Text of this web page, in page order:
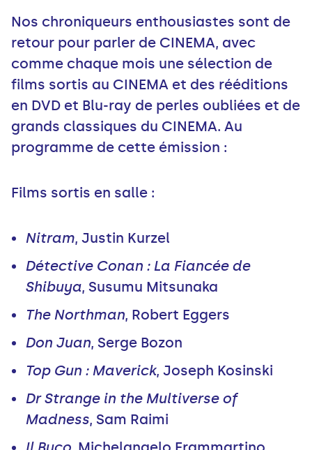
Nos chroniqueurs enthousiastes sont de
retour pour parler de CINEMA, avec
comme chaque mois une sélection de
films sortis au CINEMA et des rééditions
en DVD et Blu-ray de perles oubliées et de
grands classiques du CINEMA. Au
programme de cette émission :
Films sortis en salle :
Nitram, Justin Kurzel
Détective Conan : La Fiancée de
Shibuya, Susumu Mitsunaka
The Northman, Robert Eggers
Don Juan, Serge Bozon
Top Gun : Maverick, Joseph Kosinski
Dr Strange in the Multiverse of
Madness, Sam Raimi